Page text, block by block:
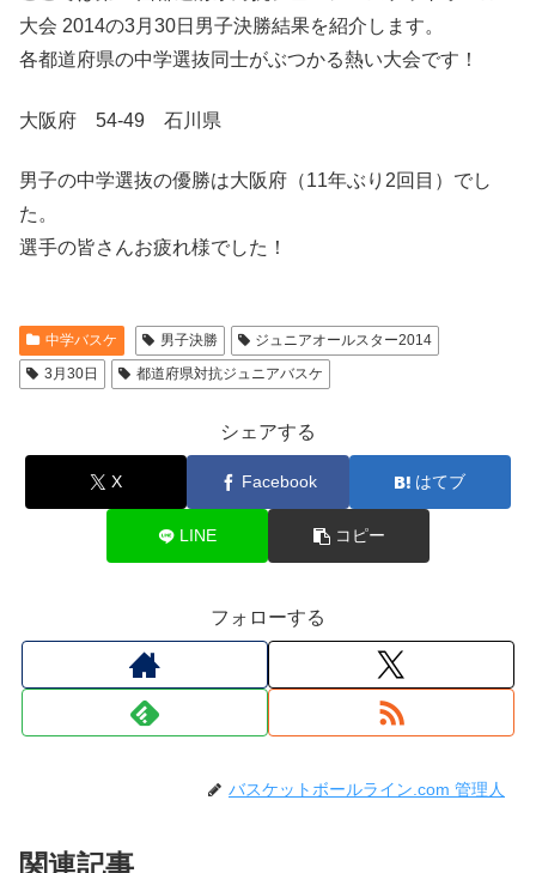
大会 2014の3月30日男子決勝結果を紹介します。
各都道府県の中学選抜同士がぶつかる熱い大会です！
大阪府 54-49 石川県
男子の中学選抜の優勝は大阪府（11年ぶり2回目）でし
た。
選手の皆さんお疲れ様でした！
中学バスケ 男子決勝
ジュニアオールスター2014
3月30日
都道府県対抗ジュニアバスケ
シェアする
X Facebook はてブ
LINE コピー
フォローする
バスケットボールライン.com 管理人
関連記事